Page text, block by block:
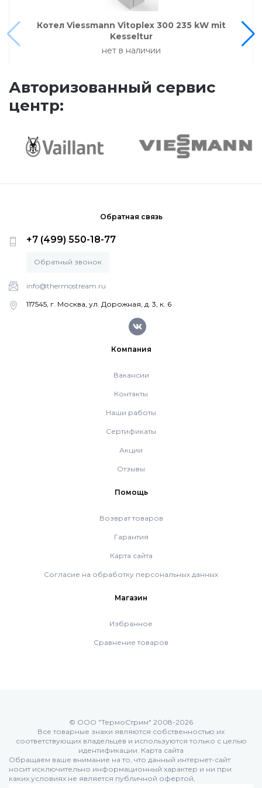
Напольные конденсационные котлы Baxi
Напольные котлы с атмосферной горелкой
Электрические котлы Baxi
Vaillant
Настенные газовые конденсационные котлы
Напольные газовые котлы Vaillant
Напольные газовые конденсационные
Настенные электрические котлы Vaillant
Ёмкостные водонагреватели Vaillant
Системы управления Vaillant
Пакетные решения Vaillant
Насосные группы Vaillant
Напольные газовые котлы
Водонагреватели
Ferroli
Котел Viessmann Vitoplex 300 235 kW mit
Kesseltur
нет в наличии
Авторизованный сервис
центр:
Обратная связь
+7 (499) 550-18-77
Обратный звонок
info@thermostream.ru
117545, г. Москва, ул. Дорожная, д. 3, к. 6
Компания
Вакансии
Контакты
Наши работы
Сертификаты
Акции
Отзывы
Помощь
Возврат товаров
Гарантия
Карта сайта
Согласие на обработку персональных данных
Магазин
Избранное
Сравнение товаров
© ООО "ТермоСтрим" 2008-2026
Все товарные знаки являются собственностью их
соответствующих владельцев и используются только с целью
идентификации. Карта сайта
Обращаем ваше внимание на то, что данный интернет-сайт
носит исключительно информационный характер и ни при
каких условиях не является публичной офертой,